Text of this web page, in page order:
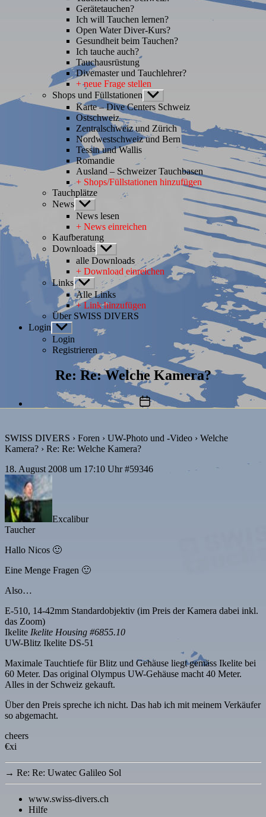
Gerätetauchen?
Ich will Tauchen lernen?
Open Water Diver-Kurs?
Gesundheit beim Tauchen?
Ich tauche auch?
Tauchausrüstung
Divemaster und Tauchlehrer?
+ neue Frage stellen
Shops und Füllstationen Untermenü
anzeigen
Karte – Dive Centers Schweiz
Ostschweiz
Zentralschweiz und Zürich
Nordwestschweiz und Bern
Tessin und Wallis
Romandie
Ausland – Schweizer Tauchbasen
+ Shops/Füllstationen hinzufügen
Tauchplätze
News Untermenü
anzeigen
News lesen
+ News einreichen
Kaufberatung
Downloads Untermenü
anzeigen
alle Downloads
+ Download einreichen
Links Untermenü
anzeigen
Alle Links
+ Link hinzufügen
Über SWISS DIVERS
Login Untermenü
anzeigen
Login
Registrieren
Re: Re: Welche Kamera?
Beitragsdatum
SWISS DIVERS › Foren › UW-Photo und -Video › Welche
Kamera? › Re: Re: Welche Kamera?
18. August 2008 um 17:10 Uhr #59346
Excalibur
Taucher
Hallo Nicos 🙂
Eine Menge Fragen 🙂
Also…
E-510, 14-42mm Standardobjektiv (im Preis der Kamera dabei inkl.
das Zoom)
Ikelite Ikelite Housing #6855.10
UW-Blitz Ikelite DS-51
Maximale Tauchtiefe für Blitz und Gehäuse liegt gemäss Ikelite bei
60 Meter. Das original Olympus UW-Gehäuse macht 40 Meter.
Alles in der Schweiz gekauft.
Über den Preis spreche ich nicht. Das hab ich mit meinem Verkäufer
so abgemacht.
cheers
€xi
→ Re: Re: Uwatec Galileo Sol
www.swiss-divers.ch
Hilfe